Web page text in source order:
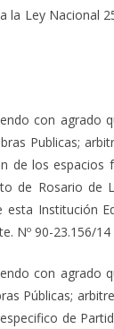
la Ley
con
Publicas;
los espacios
de Rosario
Institución
Nº 90-23.156/
con
Públicas;
de